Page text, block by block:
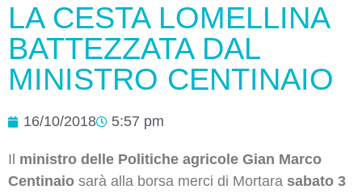
LA CESTA LOMELLINA
BATTEZZATA DAL
MINISTRO CENTINAIO
16/10/2018 5:57 pm
Il ministro delle Politiche agricole Gian Marco
Centinaio sarà alla borsa merci di Mortara sabato 3